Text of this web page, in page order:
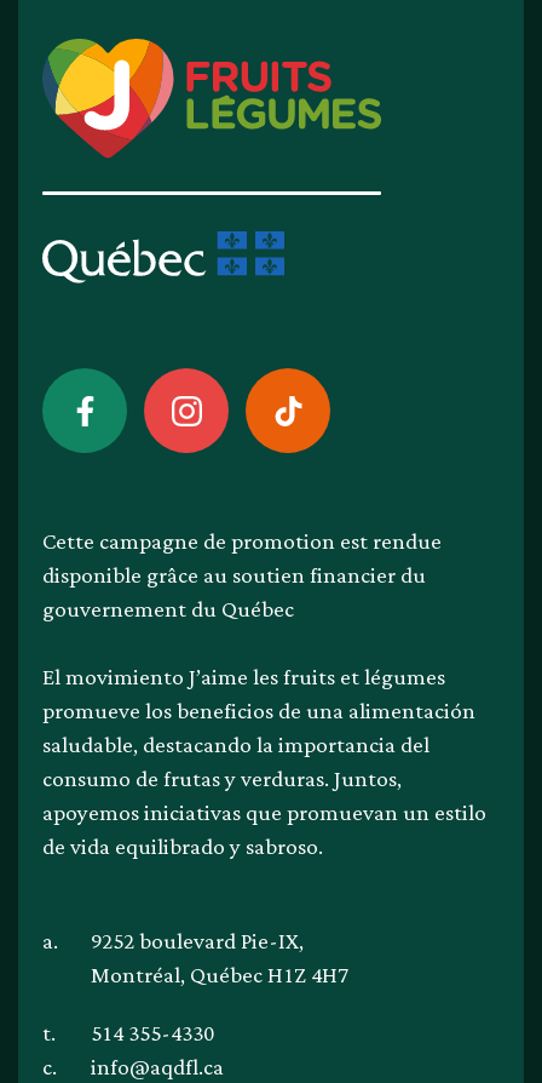
Cette campagne de promotion est rendue
disponible grâce au soutien financier du
gouvernement du Québec
El movimiento J’aime les fruits et légumes
promueve los beneficios de una alimentación
saludable, destacando la importancia del
consumo de frutas y verduras. Juntos,
apoyemos iniciativas que promuevan un estilo
de vida equilibrado y sabroso.
a.
9252 boulevard Pie-IX,
Montréal, Québec H1Z 4H7
t.
514 355-4330
c.
info@aqdfl.ca